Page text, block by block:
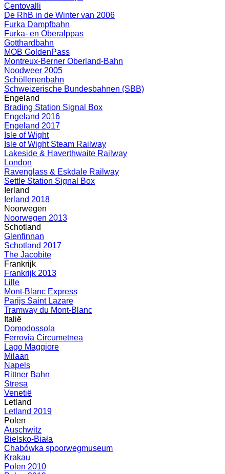
Centovalli
De RhB in de Winter van 2006
Furka Dampfbahn
Furka- en Oberalppas
Gotthardbahn
MOB GoldenPass
Montreux-Berner Oberland-Bahn
Noodweer 2005
Schöllenenbahn
Schweizerische Bundesbahnen (SBB)
Engeland
Brading Station Signal Box
Engeland 2016
Engeland 2017
Isle of Wight
Isle of Wight Steam Railway
Lakeside & Haverthwaite Railway
London
Ravenglass & Eskdale Railway
Settle Station Signal Box
Ierland
Ierland 2018
Noorwegen
Noorwegen 2013
Schotland
Glenfinnan
Schotland 2017
The Jacobite
Frankrijk
Frankrijk 2013
Lille
Mont-Blanc Express
Parijs Saint Lazare
Tramway du Mont-Blanc
Italië
Domodossola
Ferrovia Circumetnea
Lago Maggiore
Milaan
Napels
Rittner Bahn
Stresa
Venetië
Letland
Letland 2019
Polen
Auschwitz
Bielsko-Biała
Chabówka spoorwegmuseum
Krakau
Polen 2010